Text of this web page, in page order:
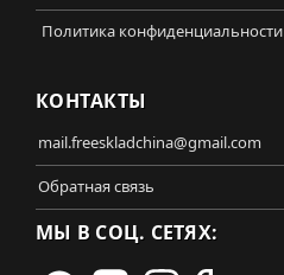
Политика конфиденциальности
КОНТАКТЫ
mail.freeskladchina@gmail.com
Обратная связь
МЫ В СОЦ. СЕТЯХ: